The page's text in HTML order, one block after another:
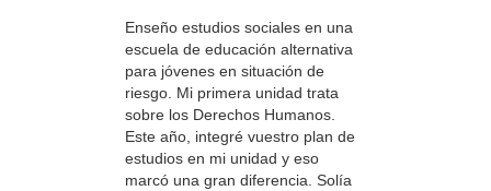
Enseño estudios sociales en una
escuela de educación alternativa
para jóvenes en situación de
riesgo. Mi primera unidad trata
sobre los Derechos Humanos.
Este año, integré vuestro plan de
estudios en mi unidad y eso
marcó una gran diferencia. Solía